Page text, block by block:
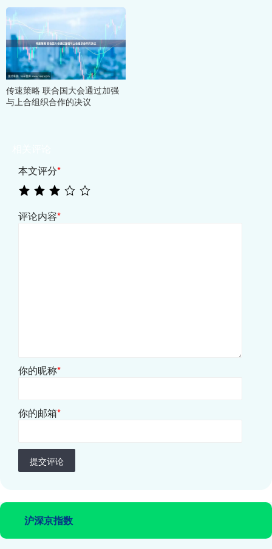
传速策略 联合国大会通过加强
与上合组织合作的决议
本文评分*
评论内容*
你的昵称*
你的邮箱*
提交评论
沪深京指数